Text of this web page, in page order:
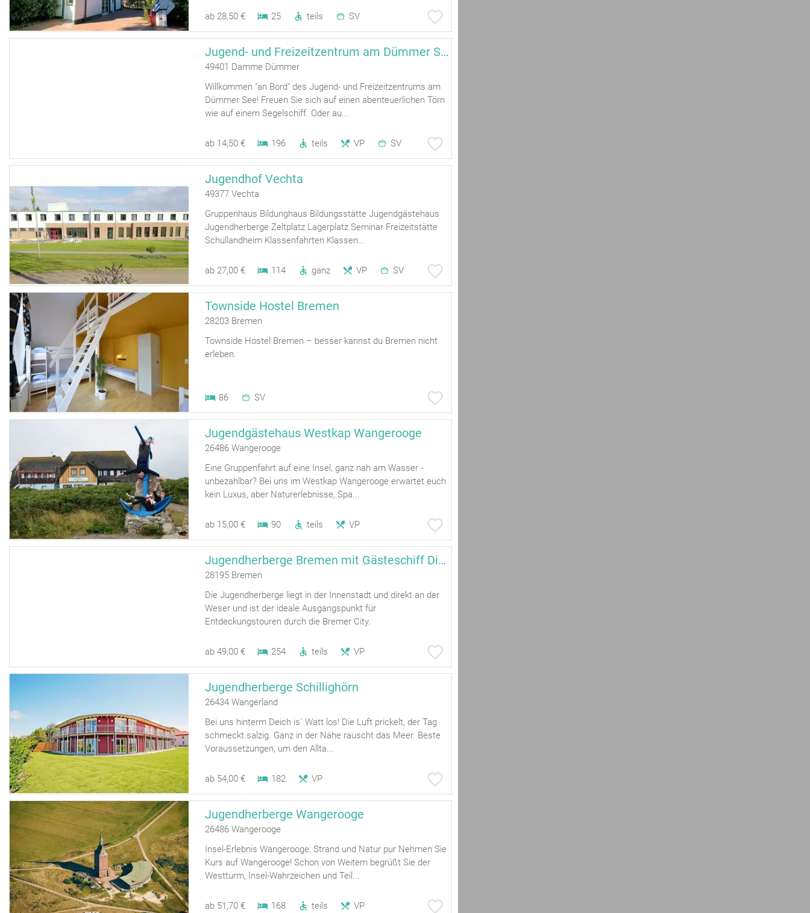
ab 28,50 € 25 teils SV
Jugend- und Freizeitzentrum am Dümmer See
49401 Damme Dümmer
Willkommen "an Bord" des Jugend- und Freizeitzentrums am
Dümmer See! Freuen Sie sich auf einen abenteuerlichen Törn
wie auf einem Segelschiff. Oder au...
ab 14,50 € 196 teils VP SV
Jugendhof Vechta
49377 Vechta
Gruppenhaus Bildunghaus Bildungsstätte Jugendgästehaus
Jugendherberge Zeltplatz Lagerplatz Seminar Freizeitstätte
Schullandheim Klassenfahrten Klassen...
ab 27,00 € 114 ganz VP SV
Townside Hostel Bremen
28203 Bremen
Townside Hostel Bremen – besser kannst du Bremen nicht
erleben.
86 SV
Jugendgästehaus Westkap Wangerooge
26486 Wangerooge
Eine Gruppenfahrt auf eine Insel, ganz nah am Wasser -
unbezahlbar? Bei uns im Westkap Wangerooge erwartet euch
kein Luxus, aber Naturerlebnisse, Spa...
ab 15,00 € 90 teils VP
Jugendherberge Bremen mit Gästeschiff Die Weser
28195 Bremen
Die Jugendherberge liegt in der Innenstadt und direkt an der
Weser und ist der ideale Ausgangspunkt für
Entdeckungstouren durch die Bremer City.
ab 49,00 € 254 teils VP
Jugendherberge Schillighörn
26434 Wangerland
Bei uns hinterm Deich is´ Watt los! Die Luft prickelt, der Tag
schmeckt salzig. Ganz in der Nähe rauscht das Meer. Beste
Voraussetzungen, um den Allta...
ab 54,00 € 182 VP
Jugendherberge Wangerooge
26486 Wangerooge
Insel-Erlebnis Wangerooge: Strand und Natur pur Nehmen Sie
Kurs auf Wangerooge! Schon von Weitem begrüßt Sie der
Westturm, Insel-Wahrzeichen und Teil...
ab 51,70 € 168 teils VP